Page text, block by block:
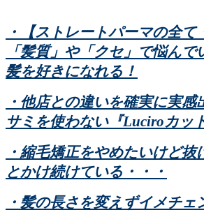
・【ストレートパーマの全て
「髪質」や「クセ」で悩ん
髪を好きになれる！
・他店との違いを確実に実
サミを使わない『Luciroカッ
・縮毛矯正をやめたいけど抜
とかけ続けている・・・
・髪の長さを変えずイメチェ